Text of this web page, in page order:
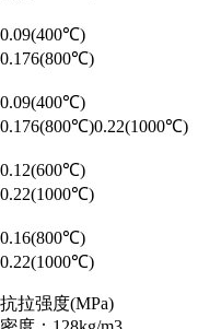
0.09(400℃)
0.176(800℃)
0.09(400℃)
0.176(800℃)0.22(1000℃)
0.12(600℃)
0.22(1000℃)
0.16(800℃)
0.22(1000℃)
抗拉强度(MPa)